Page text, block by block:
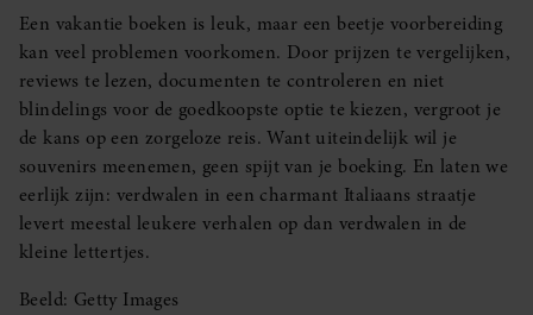
Een vakantie boeken is leuk, maar een beetje voorbereiding
kan veel problemen voorkomen. Door prijzen te vergelijken,
reviews te lezen, documenten te controleren en niet
blindelings voor de goedkoopste optie te kiezen, vergroot je
de kans op een zorgeloze reis. Want uiteindelijk wil je
souvenirs meenemen, geen spijt van je boeking. En laten we
eerlijk zijn: verdwalen in een charmant Italiaans straatje
levert meestal leukere verhalen op dan verdwalen in de
kleine lettertjes.
Beeld: Getty Images